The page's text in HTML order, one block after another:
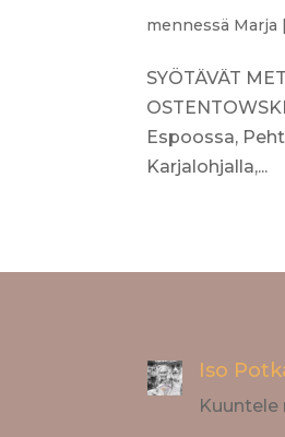
mennessä Marja |
SYÖTÄVÄT
Espoossa,
Karjalohjalla,...
Iso
Kuuntele